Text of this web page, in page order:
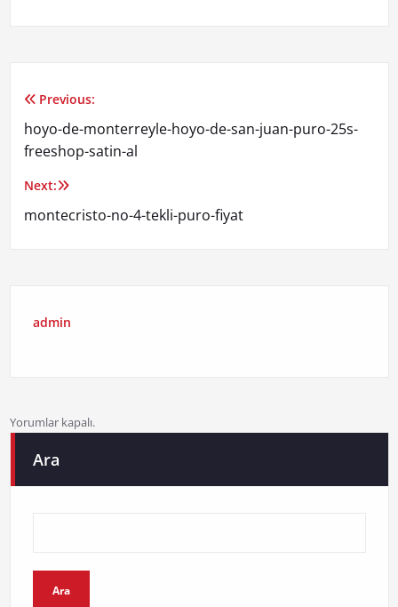
Yazı
gezinmesi
Previous:
hoyo-de-monterreyle-hoyo-de-san-juan-puro-25s-
freeshop-satin-al
Next:
montecristo-no-4-tekli-puro-fiyat
admin
Yorumlar kapalı.
Ara
Ara